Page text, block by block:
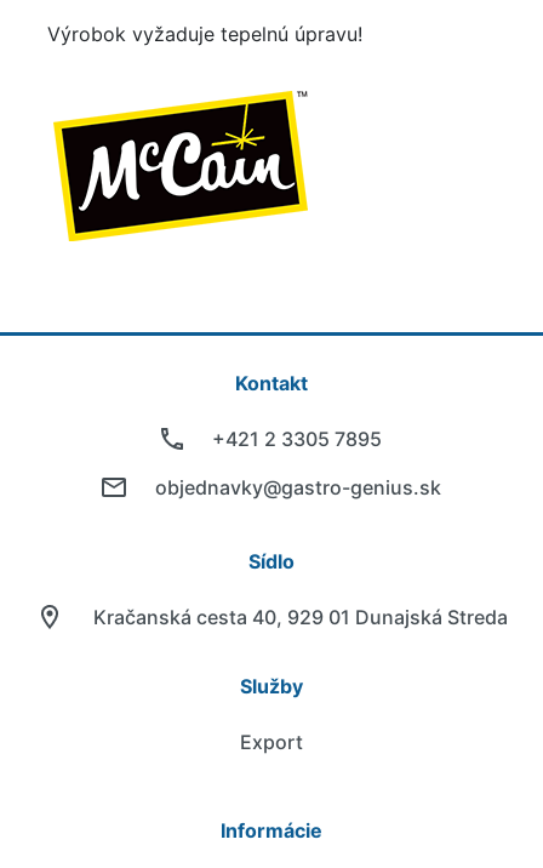
Výrobok vyžaduje tepelnú úpravu!
Kontakt
+421 2 3305 7895
objednavky@gastro-genius.sk
Sídlo
Kračanská cesta 40, 929 01 Dunajská Streda
Služby
Export
Informácie